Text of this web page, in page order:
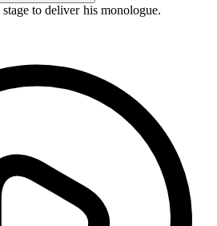
stage to deliver his monologue.